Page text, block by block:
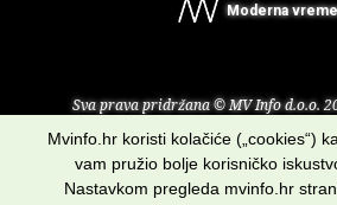
Moderna
Sva prava pridržana © MV Info d.o.o.
O nama• Pomoć• Uvjeti
Potraži nas na:
Mvinfo.hr koristi kolačiće („cookies“)
vam pružio bolje korisničko
Nastavkom pregleda mvinfo.hr